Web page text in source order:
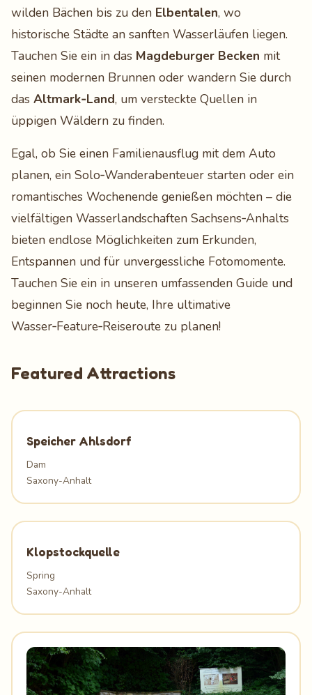
wilden Bächen bis zu den Elbentalen, wo
historische Städte an sanften Wasserläufen liegen.
Tauchen Sie ein in das Magdeburger Becken mit
seinen modernen Brunnen oder wandern Sie durch
das Altmark‑Land, um versteckte Quellen in
üppigen Wäldern zu finden.
Egal, ob Sie einen Familienausflug mit dem Auto
planen, ein Solo‑Wanderabenteuer starten oder ein
romantisches Wochenende genießen möchten – die
vielfältigen Wasserlandschaften Sachsens‑Anhalts
bieten endlose Möglichkeiten zum Erkunden,
Entspannen und für unvergessliche Fotomomente.
Tauchen Sie ein in unseren umfassenden Guide und
beginnen Sie noch heute, Ihre ultimative
Wasser‑Feature‑Reiseroute zu planen!
Featured Attractions
Speicher Ahlsdorf
Dam
Saxony-Anhalt
Klopstockquelle
Spring
Saxony-Anhalt